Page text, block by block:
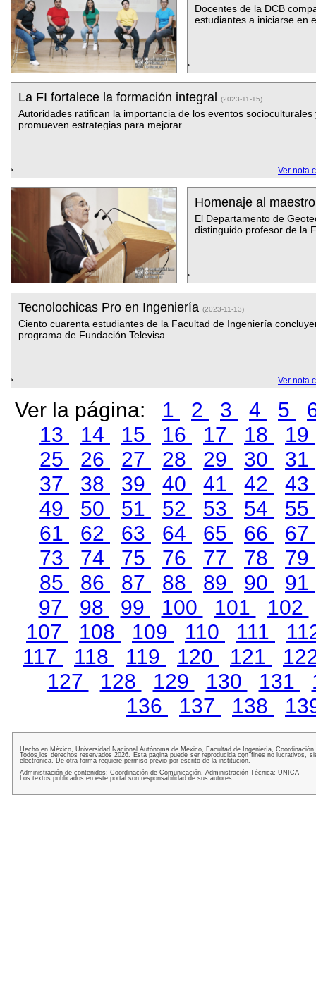
Docentes de la DCB
estudiantes a iniciarse en
La FI fortalece la formación integral (2023-11-15)
Autoridades ratifican la importancia de los eventos socioculturales
promueven estrategias para mejorar.
Ver nota
Homenaje al
El Departamento de
distinguido profesor de la
Tecnolochicas Pro en Ingeniería (2023-11-13)
Ciento cuarenta estudiantes de la Facultad de Ingeniería
programa de Fundación Televisa.
Ver nota
Ver la página: 1 2 3 4 5
13
14 15 16 17 18
19
25
26 27 28 29 30
31
37
38 39 40 41 42
43
49
50 51 52 53 54
55
61
62 63 64 65 66
67
73
74 75 76 77 78
79
85
86 87 88 89 90
91
97
98 99 100 101
102
107
108 109 110 111
117
118 119 120 121
127
128 129 130 131
136
137 138
Hecho en México, Universidad Nacional Autónoma de México, Facultad de Ingeniería,
Todos los derechos reservados 2026. Esta pagina puede ser reproducida con fines no lucrativos,
electrónica. De otra forma requiere permiso previo por escrito de la institución.
Administración de contenidos: Coordinación de Comunicación. Administración Técnica: UNICA
Los textos publicados en este portal son responsabilidad de sus autores.